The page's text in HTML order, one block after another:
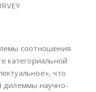
соотношения
категориальной
что
дилеммы научно-